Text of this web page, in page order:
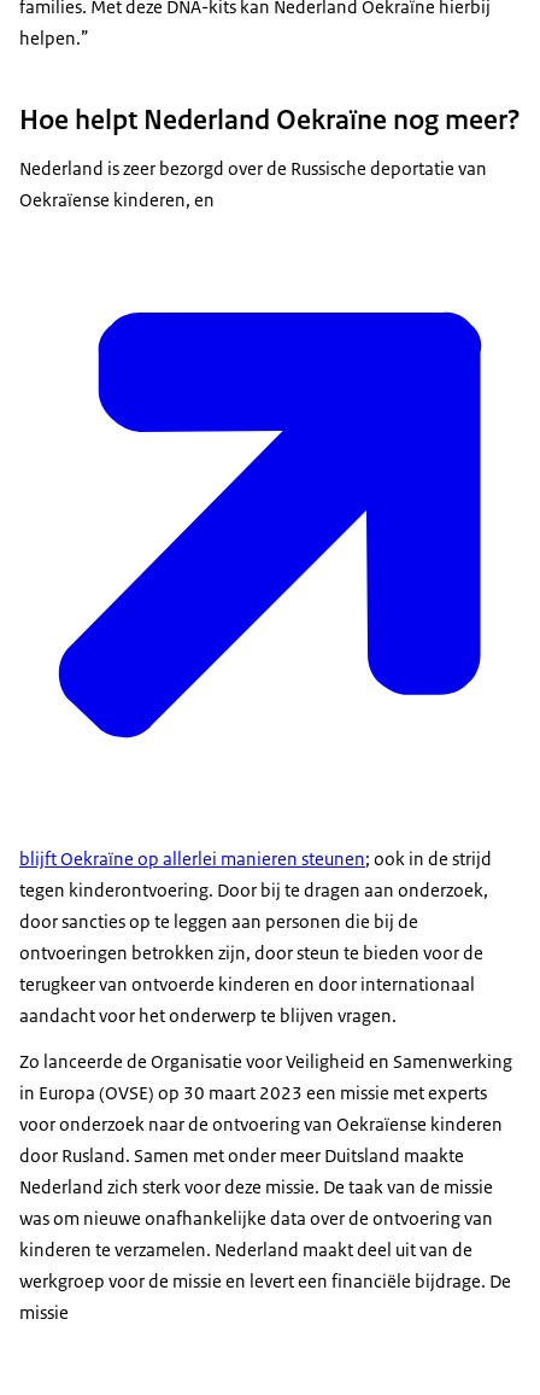
families. Met deze DNA-kits kan Nederland Oekraïne hierbij
helpen.”
Hoe helpt Nederland Oekraïne nog meer?
Nederland is zeer bezorgd over de Russische deportatie van
Oekraïense kinderen, en
blijft Oekraïne op allerlei manieren steunen; ook in de strijd
tegen kinderontvoering. Door bij te dragen aan onderzoek,
door sancties op te leggen aan personen die bij de
ontvoeringen betrokken zijn, door steun te bieden voor de
terugkeer van ontvoerde kinderen en door internationaal
aandacht voor het onderwerp te blijven vragen.
Zo lanceerde de Organisatie voor Veiligheid en Samenwerking
in Europa (OVSE) op 30 maart 2023 een missie met experts
voor onderzoek naar de ontvoering van Oekraïense kinderen
door Rusland. Samen met onder meer Duitsland maakte
Nederland zich sterk voor deze missie. De taak van de missie
was om nieuwe onafhankelijke data over de ontvoering van
kinderen te verzamelen. Nederland maakt deel uit van de
werkgroep voor de missie en levert een financiële bijdrage. De
missie